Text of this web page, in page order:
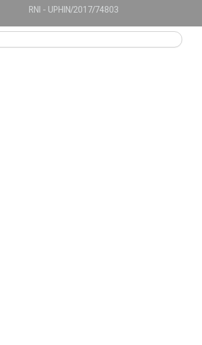
RNI - UPHIN/2017/74803